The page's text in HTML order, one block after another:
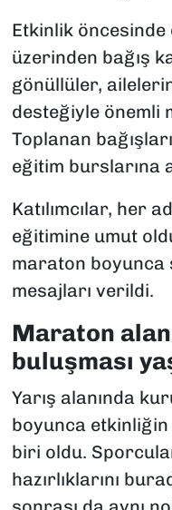
Etkinlik
üzerinden bağış
gönüllüler,
desteğiyle önemli
Toplanan
eğitim burslarına
Katılımcılar, her
eğitimine umut
maraton boyunca
mesajları verildi.
Maraton
buluşması
Yarış alanında
boyunca
biri oldu.
hazırlıklarını